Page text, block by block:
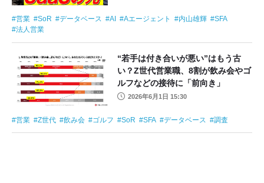
営業 SoR データベース AI Aエージェント 内山雄輝
SFA
法人営業
“若手は付き合いが悪い”はもう古
い？Z世代営業職、8割が飲み会やゴ
ルフなどの接待に「前向き」
2026年6月1日 15:30
営業 Z世代 飲み会 ゴルフ SoR SFA データベース 調査